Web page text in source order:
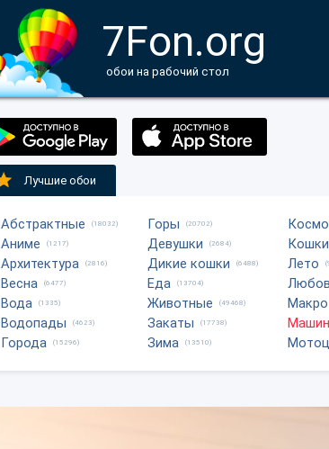
7Fon.org
обои на рабочий стол
Лучшие обои
Абстрактные (18032)
Аниме (1217)
Архитектура (2816)
Весна (6477)
Вода (1335)
Водопады (4623)
Города (15296)
Горы (20702)
Девушки (2684)
Дикие кошки (6488)
Еда (13704)
Животные (49468)
Закаты (17738)
Зима (13510)
Кошки
Лето
Макро